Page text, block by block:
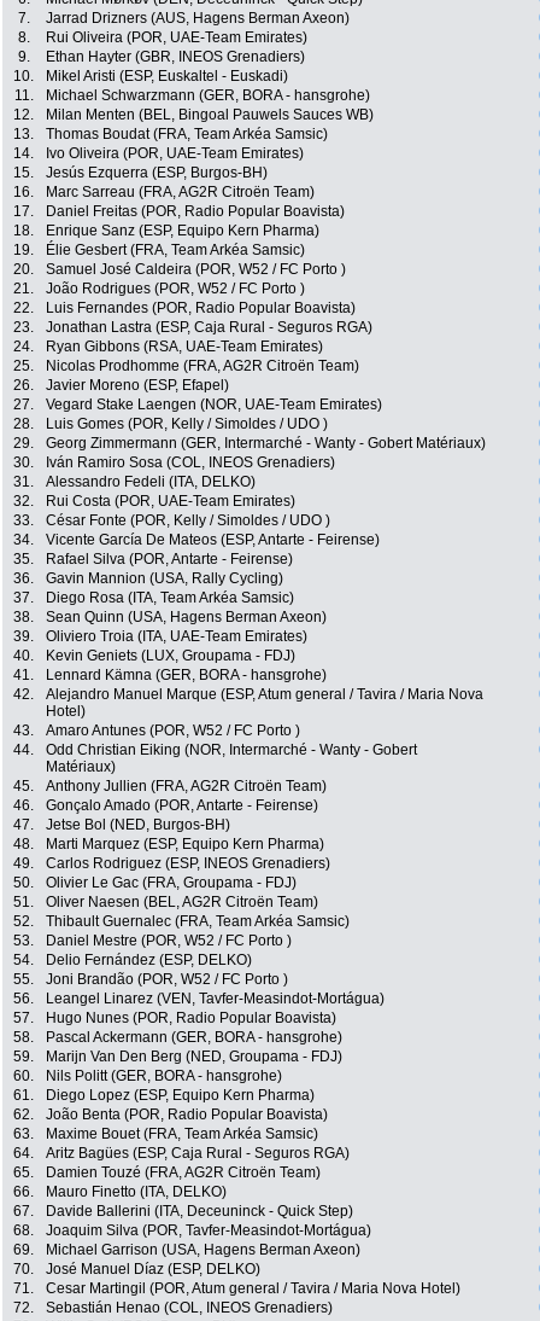
7.
Jarrad Drizners (AUS, Hagens Berman Axeon)
8.
Rui Oliveira (POR, UAE-Team Emirates)
9.
Ethan Hayter (GBR, INEOS Grenadiers)
10.
Mikel Aristi (ESP, Euskaltel - Euskadi)
11.
Michael Schwarzmann (GER, BORA - hansgrohe)
12.
Milan Menten (BEL, Bingoal Pauwels Sauces WB)
13.
Thomas Boudat (FRA, Team Arkéa Samsic)
14.
Ivo Oliveira (POR, UAE-Team Emirates)
15.
Jesús Ezquerra (ESP, Burgos-BH)
16.
Marc Sarreau (FRA, AG2R Citroën Team)
17.
Daniel Freitas (POR, Radio Popular Boavista)
18.
Enrique Sanz (ESP, Equipo Kern Pharma)
19.
Élie Gesbert (FRA, Team Arkéa Samsic)
20.
Samuel José Caldeira (POR, W52 / FC Porto )
21.
João Rodrigues (POR, W52 / FC Porto )
22.
Luis Fernandes (POR, Radio Popular Boavista)
23.
Jonathan Lastra (ESP, Caja Rural - Seguros RGA)
24.
Ryan Gibbons (RSA, UAE-Team Emirates)
25.
Nicolas Prodhomme (FRA, AG2R Citroën Team)
26.
Javier Moreno (ESP, Efapel)
27.
Vegard Stake Laengen (NOR, UAE-Team Emirates)
28.
Luis Gomes (POR, Kelly / Simoldes / UDO )
29.
Georg Zimmermann (GER, Intermarché - Wanty - Gobert Matériaux)
30.
Iván Ramiro Sosa (COL, INEOS Grenadiers)
31.
Alessandro Fedeli (ITA, DELKO)
32.
Rui Costa (POR, UAE-Team Emirates)
33.
César Fonte (POR, Kelly / Simoldes / UDO )
34.
Vicente García De Mateos (ESP, Antarte - Feirense)
35.
Rafael Silva (POR, Antarte - Feirense)
36.
Gavin Mannion (USA, Rally Cycling)
37.
Diego Rosa (ITA, Team Arkéa Samsic)
38.
Sean Quinn (USA, Hagens Berman Axeon)
39.
Oliviero Troia (ITA, UAE-Team Emirates)
40.
Kevin Geniets (LUX, Groupama - FDJ)
41.
Lennard Kämna (GER, BORA - hansgrohe)
42.
Alejandro Manuel Marque (ESP, Atum general / Tavira / Maria Nova
Hotel)
43. Amaro Antunes (POR, W52 / FC Porto )
44.
Odd Christian Eiking (NOR, Intermarché - Wanty - Gobert
Matériaux)
45. Anthony Jullien (FRA, AG2R Citroën Team)
46.
Gonçalo Amado (POR, Antarte - Feirense)
47.
Jetse Bol (NED, Burgos-BH)
48.
Marti Marquez (ESP, Equipo Kern Pharma)
49.
Carlos Rodriguez (ESP, INEOS Grenadiers)
50.
Olivier Le Gac (FRA, Groupama - FDJ)
51.
Oliver Naesen (BEL, AG2R Citroën Team)
52.
Thibault Guernalec (FRA, Team Arkéa Samsic)
53.
Daniel Mestre (POR, W52 / FC Porto )
54.
Delio Fernández (ESP, DELKO)
55.
Joni Brandão (POR, W52 / FC Porto )
56.
Leangel Linarez (VEN, Tavfer-Measindot-Mortágua)
57.
Hugo Nunes (POR, Radio Popular Boavista)
58.
Pascal Ackermann (GER, BORA - hansgrohe)
59.
Marijn Van Den Berg (NED, Groupama - FDJ)
60.
Nils Politt (GER, BORA - hansgrohe)
61.
Diego Lopez (ESP, Equipo Kern Pharma)
62.
João Benta (POR, Radio Popular Boavista)
63.
Maxime Bouet (FRA, Team Arkéa Samsic)
64.
Aritz Bagües (ESP, Caja Rural - Seguros RGA)
65.
Damien Touzé (FRA, AG2R Citroën Team)
66.
Mauro Finetto (ITA, DELKO)
67.
Davide Ballerini (ITA, Deceuninck - Quick Step)
68.
Joaquim Silva (POR, Tavfer-Measindot-Mortágua)
69.
Michael Garrison (USA, Hagens Berman Axeon)
70.
José Manuel Díaz (ESP, DELKO)
71.
Cesar Martingil (POR, Atum general / Tavira / Maria Nova Hotel)
72.
Sebastián Henao (COL, INEOS Grenadiers)